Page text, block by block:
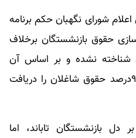
شورای نگهبان حکم برنامه
حقوق بازنشستگان برخلاف
شناخته نشده و بر اساس آن
بازنشسته‌ها باید طی ۳سال ۹۰درصد حقوق شاغلان را دریافت
دل بازنشستگان تاباند، اما